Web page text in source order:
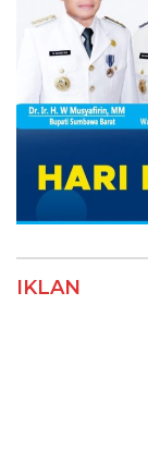
IKLAN